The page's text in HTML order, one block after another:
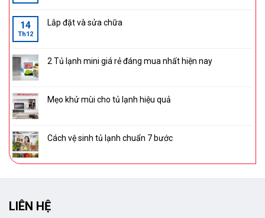
14
Th12
Lắp đặt và sửa chữa
2 Tủ lạnh mini giá rẻ đáng mua nhất hiện nay
Mẹo khử mùi cho tủ lạnh hiệu quả
Cách vệ sinh tủ lạnh chuẩn 7 bước
LIÊN HỆ